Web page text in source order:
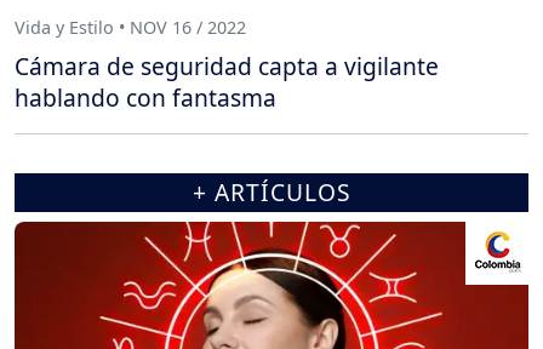
Vida y Estilo • NOV 16 / 2022
Cámara de seguridad capta a vigilante
hablando con fantasma
+ ARTÍCULOS